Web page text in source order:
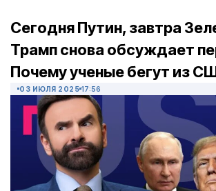
Сегодня Путин, завтра
Трамп снова обсуждает
Почему ученые бегут из
03 ИЮЛЯ 2025 17:56